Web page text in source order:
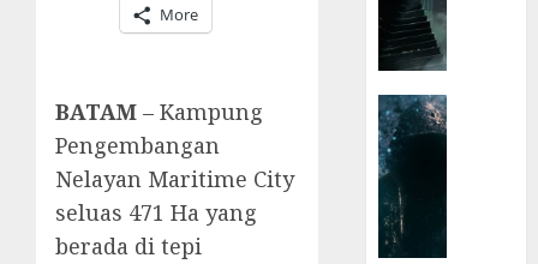
More
BATAM – Kampung
Pengembangan
Nelayan Maritime City
seluas 471 Ha yang
berada di tepi